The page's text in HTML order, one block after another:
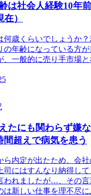
は社会人経験10年
）
歳くらいでしょうか？
の年齢になっている方
、一般的に売り手市場と
たにも関わらず嫌
間超えで病気を患う
ら内定が出たため、会
司にはすんなり納得し
われましたが…、その言
は新しい仕事を理不尽